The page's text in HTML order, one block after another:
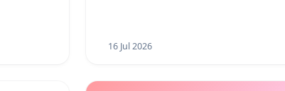
16 Jul 2026